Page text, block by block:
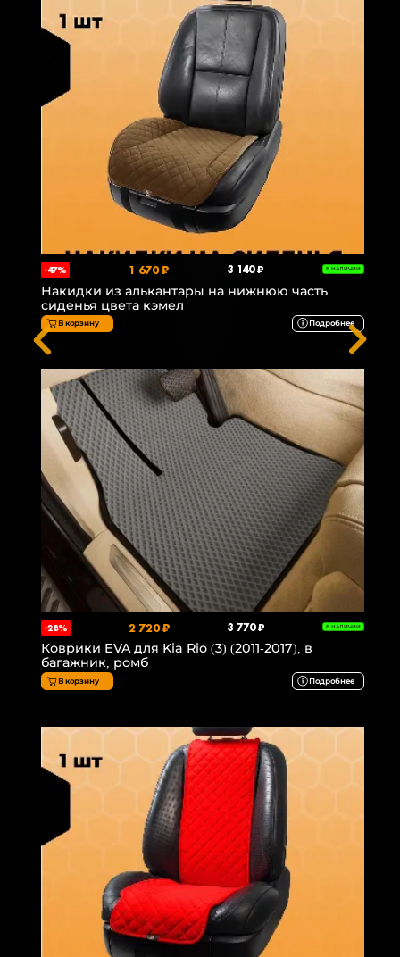
-47% 1 670 ₽ 3 140 ₽ В НАЛИЧИИ
Накидки из алькантары на нижнюю часть
сиденья цвета кэмел
В корзину Подробнее
-28% 2 720 ₽ 3 770 ₽ В НАЛИЧИИ
Коврики EVA для Kia Rio (3) (2011-2017), в
багажник, ромб
В корзину Подробнее